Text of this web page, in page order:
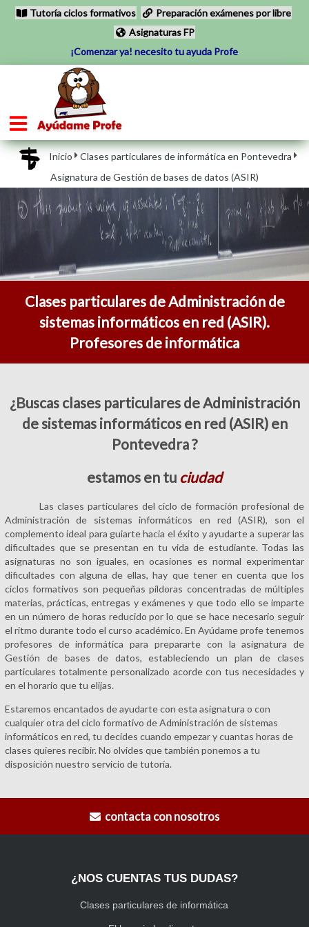
Tutoría ciclos formativos
Preparación exámenes por libre
Asignaturas FP
¡Comenzar ya! necesito tu ayuda Profe
Inicio
Clases particulares de informática en Pontevedra
Asignatura de Gestión de bases de datos (ASIR)
Clases particulares de Administración de
sistemas informáticos en red (ASIR).
Profesores de informática
¿Buscas clases particulares de Administración
de sistemas informáticos en red (ASIR) en
Pontevedra ?
estamos en tu ciudad
Las clases particulares del ciclo de formación profesional de
Administración de sistemas informáticos en red (ASIR), son el
complemento ideal para guiarte hacia el éxito y ayudarte a superar las
dificultades que se presentan en tu vida de estudiante. Todas las
asignaturas no son iguales, en ocasiones es normal experimentar
dificultades con alguna de ellas, hay que tener en cuenta que los
ciclos formativos son pequeñas píldoras concentradas de múltiples
materias, prácticas, entregas y exámenes y que todo ello se imparte
en un número de horas reducido por lo que se hace necesario seguir
el ritmo durante todo el curso académico. En Ayúdame profe tenemos
profesores de informática para prepararte con la asignatura de
Gestión de bases de datos, estableciendo un plan de clases
particulares totalmente personalizado acorde con tus necesidades y
en el horario que tu elijas.
Estaremos encantados de ayudarte con esta asignatura o con
cualquier otra del ciclo formativo de Administración de sistemas
informáticos en red, tu decides cuando empezar y cuantas horas de
clases quieres recibir. No olvides que también ponemos a tu
disposición nuestro servicio de tutoría.
contacta con nosotros
¿NOS CUENTAS TUS DUDAS?
Clases particulares de informática